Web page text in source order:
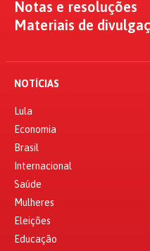
Notas e resoluções
Materiais de
NOTÍCIAS
Lula
Economia
Brasil
Internacional
Saúde
Mulheres
Eleições
Educação